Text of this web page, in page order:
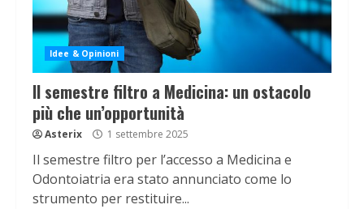
Idee & Opinioni
Il semestre filtro a Medicina: un ostacolo
più che un’opportunità
Asterix 1 settembre 2025
Il semestre filtro per l’accesso a Medicina e
Odontoiatria era stato annunciato come lo
strumento per restituire...